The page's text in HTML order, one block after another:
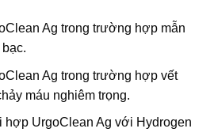
Ag trong trường hợp mẫn
Ag trong trường hợp vết
máu nghiêm trọng.
hợp UrgoClean Ag với Hydrogen